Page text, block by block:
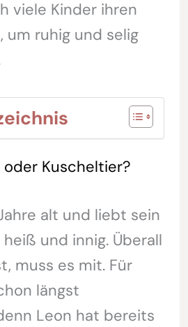
viele Kinder ihren
um ruhig und selig
Kuscheltier?
alt und liebt sein
und innig. Überall
muss es mit. Für
längst
Leon hat bereits